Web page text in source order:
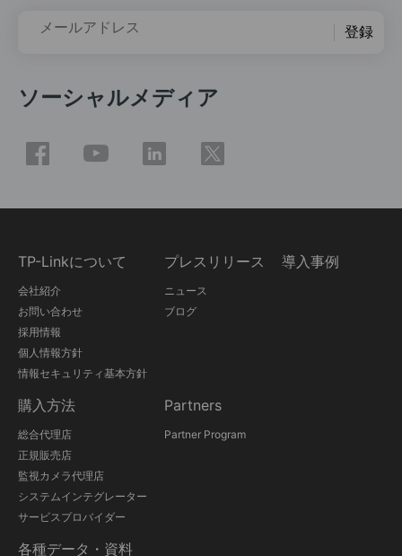
メールアドレス 登録
ソーシャルメディア
TP-Linkについて
会社紹介
お問い合わせ
採用情報
個人情報方針
情報セキュリティ基本方針
プレスリリース
ニュース
ブログ
導入事例
購入方法
総合代理店
正規販売店
監視カメラ代理店
システムインテグレーター
サービスプロバイダー
Partners
Partner Program
各種データ・資料